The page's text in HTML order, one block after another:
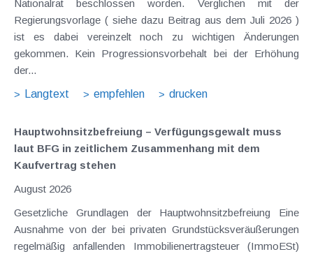
Nationalrat beschlossen worden. Verglichen mit der
Regierungsvorlage ( siehe dazu Beitrag aus dem Juli 2026 )
ist es dabei vereinzelt noch zu wichtigen Änderungen
gekommen. Kein Progressionsvorbehalt bei der Erhöhung
der...
Langtext
empfehlen drucken
Hauptwohnsitz​­befreiung – Verfügungsgewalt muss
laut BFG in zeitlichem Zusammenhang mit dem
Kaufvertrag stehen
August 2026
Gesetzliche Grundlagen der Hauptwohnsitzbefreiung Eine
Ausnahme von der bei privaten Grundstücksveräußerungen
regelmäßig anfallenden Immobilienertragsteuer (ImmoESt)